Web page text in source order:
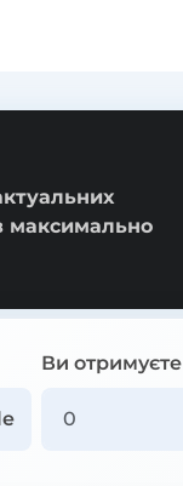
максимально
Ви отримуєте